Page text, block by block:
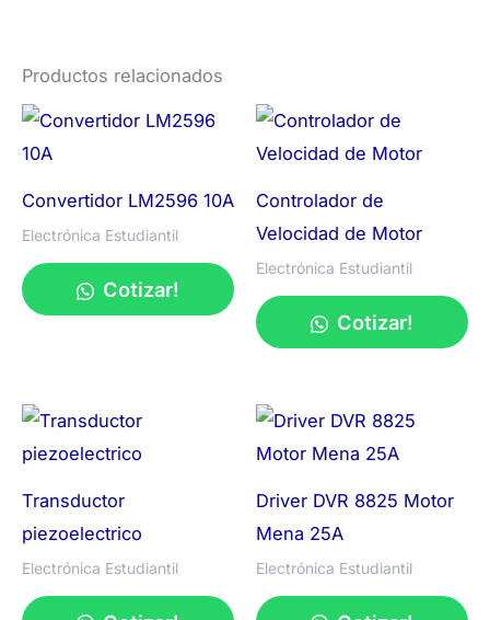
Productos relacionados
Convertidor LM2596 10A
Electrónica Estudiantil
Cotizar!
Controlador de
Velocidad de Motor
Electrónica Estudiantil
Cotizar!
Transductor
piezoelectrico
Electrónica Estudiantil
Driver DVR 8825 Motor
Mena 25A
Electrónica Estudiantil